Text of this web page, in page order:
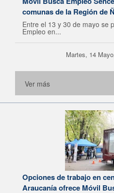
comunas de la Región de
Entre el 13 y 30 de mayo se
Empleo en...
Martes, 14
Ver más
Opciones de trabajo en
Araucanía ofrece Móvil